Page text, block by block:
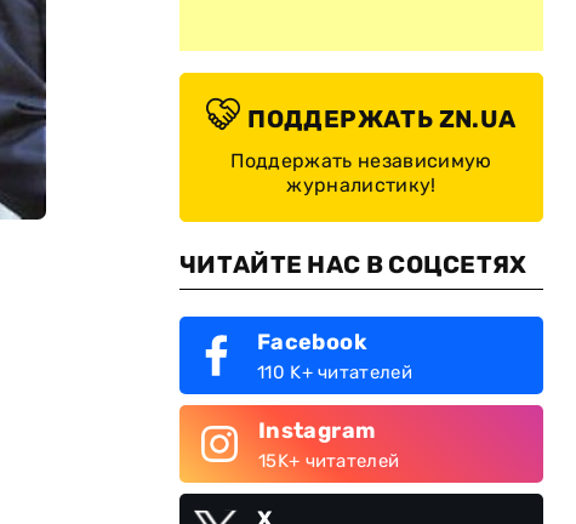
ПОДДЕРЖАТЬ ZN.UA
Поддержать независимую
журналистику!
ЧИТАЙТЕ НАС В СОЦСЕТЯХ
Facebook
110 K+ читателей
Instagram
15K+ читателей